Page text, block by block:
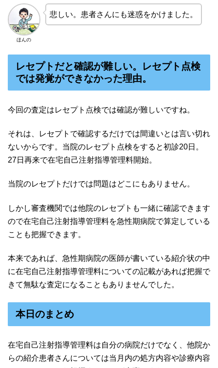
ほんの
悲しい。患者さんにも迷惑をかけました。
レセプトだと確認が難しい。レセプト点検
では発覚ができなかった理由。
今回の査定はレセプト点検では確認が難しいですね。
それは、レセプトで確認するだけでは間違いとは言い切れ
ないからです。当院のレセプト点検をすると初診20日。
27日再来で在宅自己注射指導管理料開始。
当院のレセプトだけでは問題はどこにもありません。
しかし審査機関では他院のレセプトも一緒に確認できます
ので在宅自己注射指導管理料を急性期病院で算定している
ことも把握できます。
本来であれば、急性期病院の医師が書いている紹介状の中
に在宅自己注射指導管理料についての記載があれば把握で
きて無駄な査定になることもありませんでした。
本日のまとめ
在宅自己注射指導管理料は自分の病院だけでなく、他院か
らの紹介患者さんについては当月内の処方内容や診療内容